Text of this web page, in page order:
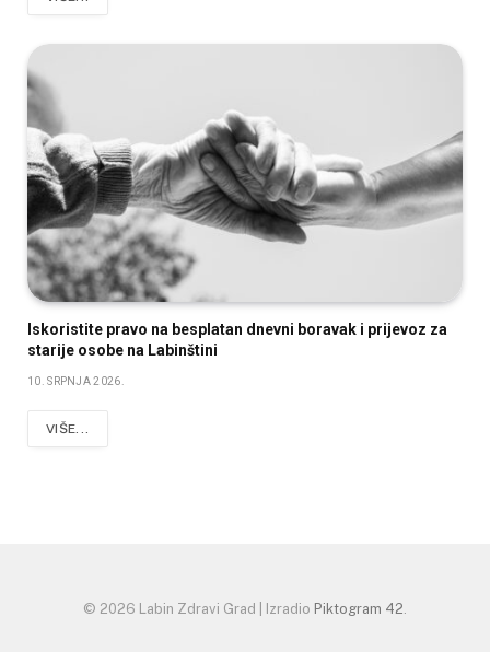
Iskoristite pravo na besplatan dnevni boravak i prijevoz za
starije osobe na Labinštini
10. SRPNJA 2026.
VIŠE...
© 2026 Labin Zdravi Grad | Izradio Piktogram 42.